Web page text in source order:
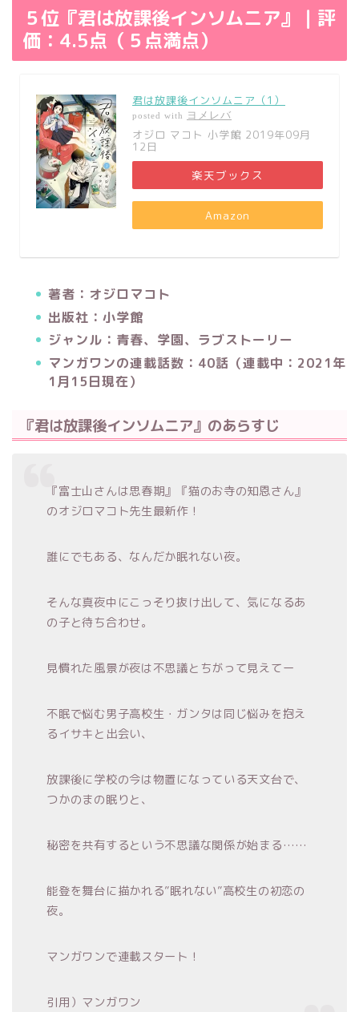
５位『君は放課後インソムニア』｜評
価：4.5点（５点満点）
君は放課後インソムニア（1）
posted with ヨメレバ
オジロ マコト 小学館 2019年09月
12日
楽天ブックス
Amazon
著者：オジロマコト
出版社：小学館
ジャンル：青春、学園、ラブストーリー
マンガワンの連載話数：40話（連載中：2021年
1月15日現在）
『君は放課後インソムニア』のあらすじ
『富士山さんは思春期』『猫のお寺の知恩さん』
のオジロマコト先生最新作！
誰にでもある、なんだか眠れない夜。
そんな真夜中にこっそり抜け出して、気になるあ
の子と待ち合わせ。
見慣れた風景が夜は不思議とちがって見えてー
不眠で悩む男子高校生・ガンタは同じ悩みを抱え
るイサキと出会い、
放課後に学校の今は物置になっている天文台で、
つかのまの眠りと、
秘密を共有するという不思議な関係が始まる……
能登を舞台に描かれる”眠れない”高校生の初恋の
夜。
マンガワンで連載スタート！
引用）マンガワン